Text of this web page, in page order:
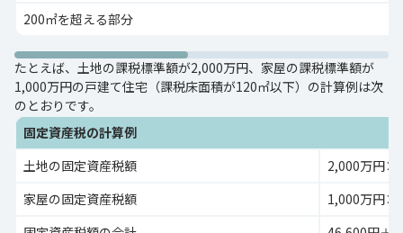
200㎡を超える部分
たとえば、土地の課税標準額が2,000万円、家屋の課税標準額が
1,000万円の戸建て住宅（課税床面積が120㎡以下）の計算例は次
のとおりです。
固定資産税の計算例
土地の固定資産税額
2,000万円
家屋の固定資産税額
1,000万円